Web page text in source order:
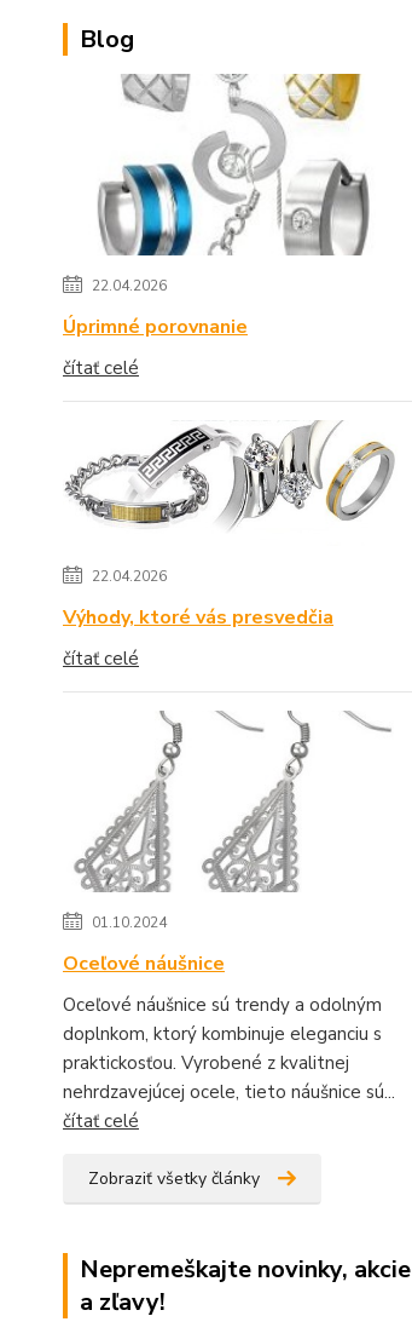
Blog
22.04.2026
Úprimné porovnanie
čítať celé
22.04.2026
Výhody, ktoré vás presvedčia
čítať celé
01.10.2024
Oceľové náušnice
Oceľové náušnice sú trendy a odolným
doplnkom, ktorý kombinuje eleganciu s
praktickosťou. Vyrobené z kvalitnej
nehrdzavejúcej ocele, tieto náušnice sú...
čítať celé
Zobraziť všetky články
Nepremeškajte novinky, akcie
a zľavy!